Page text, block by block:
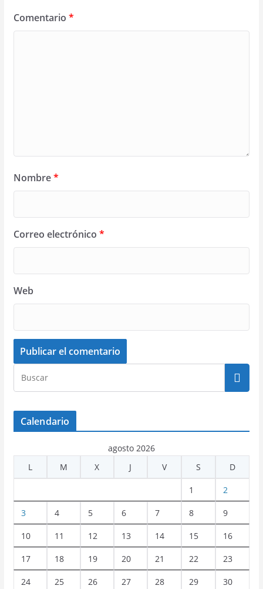
Comentario *
Nombre*
Correo electrónico *
Web
Calendario
agosto 2026
L
M X J V S D
1 2
3 4 5 6 7 8 9
10 11 12 13 14 15 16
17 18 19 20 21 22 23
24 25 26 27 28 29 30